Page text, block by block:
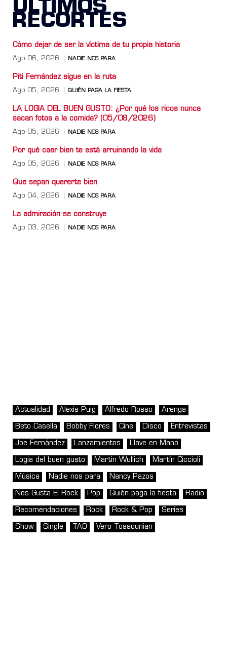
ÚLTIMOS
RECORTES
Cómo dejar de ser la víctima de tu propia historia
Ago 06, 2026 NADIE NOS PARA
Piti Fernández sigue en la ruta
Ago 05, 2026 QUIÉN PAGA LA FIESTA
LA LOGIA DEL BUEN GUSTO: ¿Por qué los ricos nunca
sacan fotos a la comida? (05/08/2026)
Ago 05, 2026 NADIE NOS PARA
Por qué caer bien te está arruinando la vida
Ago 05, 2026 NADIE NOS PARA
Que sepan quererte bien
Ago 04, 2026 NADIE NOS PARA
La admiración se construye
Ago 03, 2026 NADIE NOS PARA
Actualidad Alexis Puig Alfredo Rosso Arenga
Beto Casella Bobby Flores Cine Disco Entrevistas
Joe Fernández Lanzamientos Llave en Mano
Logia del buen gusto Martin Wullich Martín Ciccioli
Música Nadie nos para Nancy Pazos
Nos Gusta El Rock Pop Quién paga la fiesta Radio
Recomendaciones Rock Rock & Pop Series
Show Single TAO Vero Tossounian